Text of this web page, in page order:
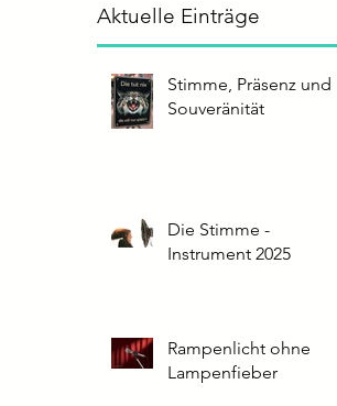
Aktuelle Einträge
Stimme, Präsenz und
Souveränität
Die Stimme -
Instrument 2025
Rampenlicht ohne
Lampenfieber